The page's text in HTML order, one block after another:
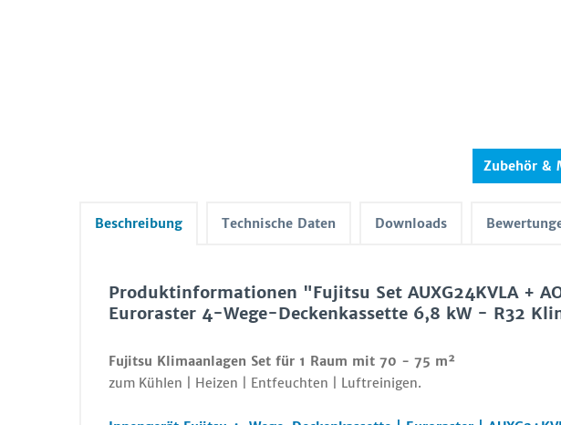
Zubehör &
Beschreibung Technische Daten Downloads
Produktinformationen "Fujitsu Set AUXG24KVLA +
Euroraster 4-Wege-Deckenkassette 6,8 kW - R32
Fujitsu Klimaanlagen Set für 1 Raum mit 70 - 75 m²
zum Kühlen | Heizen | Entfeuchten | Luftreinigen.